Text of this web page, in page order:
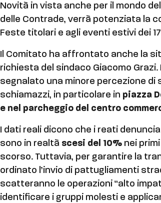
Novità in vista anche per il mondo
delle Contrade, verrà potenziata la
Feste titolari e agli eventi estivi dei
Il Comitato ha affrontato anche la
richiesta del sindaco Giacomo
segnalato una minore percezione di
schiamazzi, in particolare in piazza
e nel parcheggio del centro
I dati reali dicono che i reati
sono in realtà scesi del 10% nei
scorso. Tuttavia, per garantire la
ordinato l’invio di pattugliamenti
scatteranno le operazioni “alto
identificare i gruppi molesti e